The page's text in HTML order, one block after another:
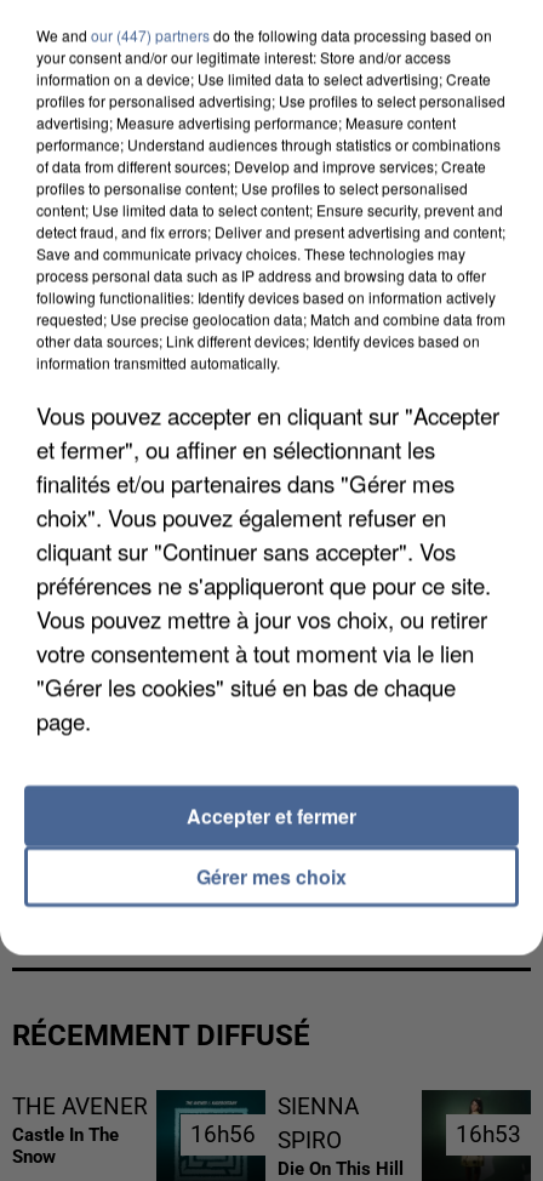
UN SECOND CADRE DE LA DZ MAFIA
INTERPELLÉ EN ALGÉRIE
UNE TOURISTE DE L’OISE EMPORTÉE PAR UNE
COULÉE DE BOUE EN HAUTE-SAVOIE
RÉCEMMENT DIFFUSÉ
THE AVENER
Castle In The
Snow
16h56
16h56
SIENNA
SPIRO
Die On This Hill
16h53
16h53
We and our (447) partnersdo the following data processing based on
your consent and/or our legitimate interest: Store and/or access
information on a device; Use limited data to select advertising; Create
profiles for personalised advertising; Use profiles to select personalised
advertising; Measure advertising performance; Measure content
performance; Understand audiences through statistics or combinations
of data from different sources; Develop and improve services; Create
profiles to personalise content; Use profiles to select personalised
content; Use limited data to select content; Ensure security, prevent and
detect fraud, and fix errors; Deliver and present advertising and content;
Save and communicate privacy choices. These technologies may
process personal data such as IP address and browsing data to offer
following functionalities: Identify devices based on information actively
requested; Use precise geolocation data; Match and combine data from
other data sources; Link different devices; Identify devices based on
information transmitted automatically.
Vous pouvez accepter en cliquant sur "Accepter
et fermer", ou affiner en sélectionnant les
finalités et/ou partenaires dans "Gérer mes
choix". Vous pouvez également refuser en
cliquant sur "Continuer sans accepter". Vos
préférences ne s'appliqueront que pour ce site.
Vous pouvez mettre à jour vos choix, ou retirer
votre consentement à tout moment via le lien
"Gérer les cookies" situé en bas de chaque
page.
Gérer mes choix
Accepter et fermer